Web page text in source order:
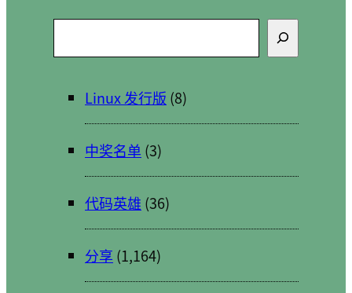
索
Linux 发行版 (8)
中奖名单 (3)
代码英雄 (36)
分享 (1,164)